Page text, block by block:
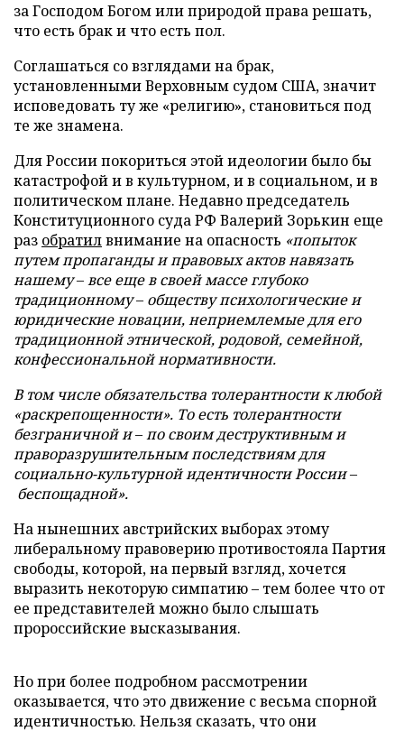
за Господом Богом или природой права решать,
что есть брак и что есть пол.
Соглашаться со взглядами на брак,
установленными Верховным судом США, значит
исповедовать ту же «религию», становиться под
те же знамена.
Для России покориться этой идеологии было бы
катастрофой и в культурном, и в социальном, и в
политическом плане. Недавно председатель
Конституционного суда РФ Валерий Зорькин еще
раз обратилвнимание на опасность «попыток
путем пропаганды и правовых актов навязать
нашему–все еще в своей массе глубоко
традиционному– обществу психологические и
юридические новации, неприемлемые для его
традиционной этнической, родовой, семейной,
конфессиональной нормативности.
В том числе обязательства толерантности к любой
«раскрепощенности». То есть толерантности
безграничной и–по своим деструктивным и
праворазрушительным последствиям для
социально-культурной идентичности России–
беспощадной».
На нынешних австрийских выборах этому
либеральному правоверию противостояла Партия
свободы, которой, на первый взгляд, хочется
выразить некоторую симпатию – тем более что от
ее представителей можно было слышать
пророссийские высказывания.
Но при более подробном рассмотрении
оказывается, что это движение с весьма спорной
идентичностью. Нельзя сказать, что они